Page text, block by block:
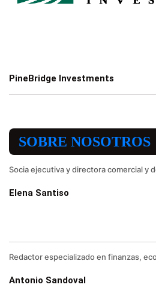
PineBridge Investments
SOBRE NOSOTROS
Socia ejecutiva y directora comercial y
Elena Santiso
Redactor especializado en finanzas,
Antonio Sandoval